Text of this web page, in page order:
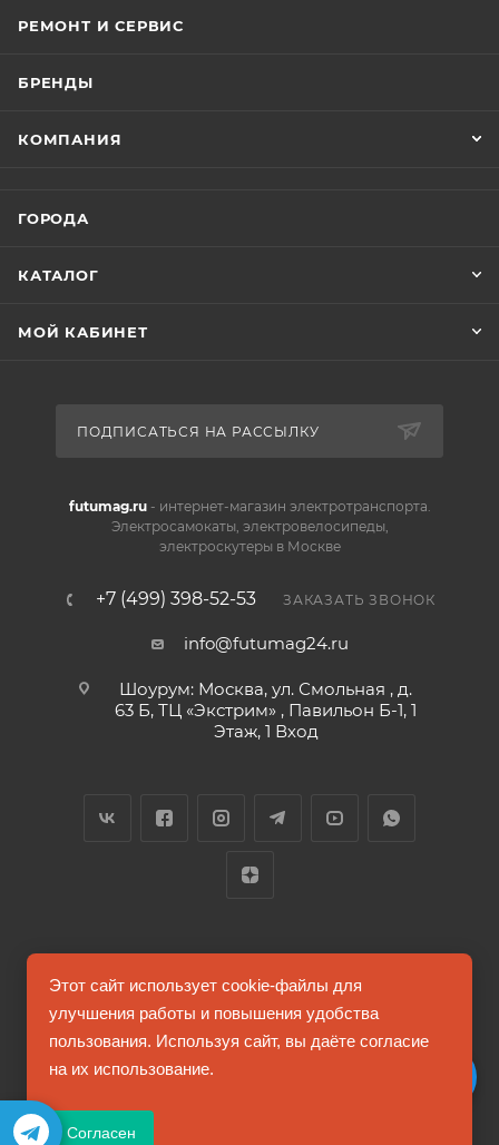
РЕМОНТ И СЕРВИС
БРЕНДЫ
КОМПАНИЯ
ГОРОДА
КАТАЛОГ
МОЙ КАБИНЕТ
ПОДПИСАТЬСЯ НА РАССЫЛКУ
futumag.ru- интернет-магазин электротранспорта.
Электросамокаты, электровелосипеды,
электроскутеры в Москве
+7 (499) 398-52-53 ЗАКАЗАТЬ ЗВОНОК
info@futumag24.ru
Шоурум: Москва, ул. Смольная , д.
63 Б, ТЦ «Экстрим» , Павильон Б-1, 1
Этаж, 1 Вход
2026 © FUTUMAG.RU
Информация на сайте не является публичной офертой
Этот сайт использует cookie-файлы для
улучшения работы и повышения удобства
пользования. Используя сайт, вы даёте согласие
на их использование.
Согласен